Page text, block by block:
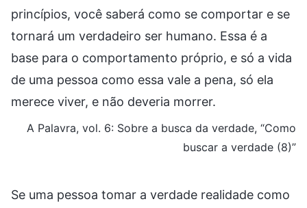
princípios, você saberá como se comportar e se
tornará um verdadeiro ser humano. Essa é a
base para o comportamento próprio, e só a vida
de uma pessoa como essa vale a pena, só ela
merece viver, e não deveria morrer.
A Palavra, vol. 6: Sobre a busca da verdade, “Como
buscar a verdade (8)”
Se uma pessoa tomar a verdade realidade como